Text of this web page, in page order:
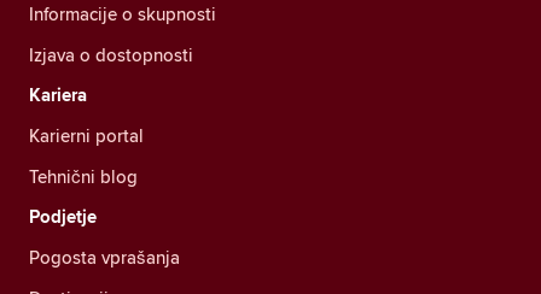
Informacije o skupnosti
Izjava o dostopnosti
Kariera
Karierni portal
Tehnični blog
Podjetje
Pogosta vprašanja